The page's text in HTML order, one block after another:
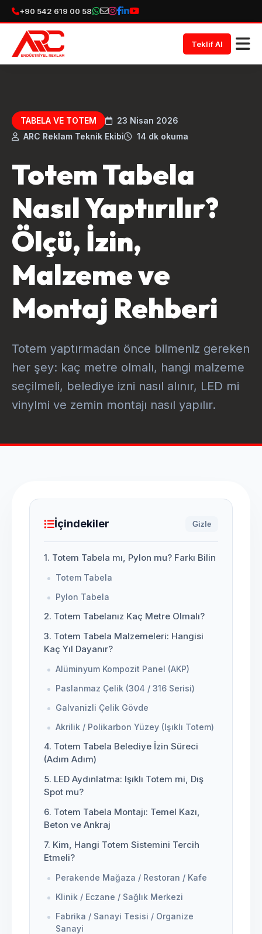
+90 542 619 00 58
Teklif Al
TABELA VE TOTEM
23 Nisan 2026
ARC Reklam Teknik Ekibi
14 dk okuma
Totem Tabela
Nasıl Yaptırılır?
Ölçü, İzin,
Malzeme ve
Montaj Rehberi
Totem yaptırmadan önce bilmeniz gereken
her şey: kaç metre olmalı, hangi malzeme
seçilmeli, belediye izni nasıl alınır, LED mi
vinylmi ve zemin montajı nasıl yapılır.
İçindekiler Gizle
1. Totem Tabela mı, Pylon mu? Farkı Bilin
Totem Tabela
Pylon Tabela
2. Totem Tabelanız Kaç Metre Olmalı?
3. Totem Tabela Malzemeleri: Hangisi
Kaç Yıl Dayanır?
Alüminyum Kompozit Panel (AKP)
Paslanmaz Çelik (304 / 316 Serisi)
Galvanizli Çelik Gövde
Akrilik / Polikarbon Yüzey (Işıklı Totem)
4. Totem Tabela Belediye İzin Süreci
(Adım Adım)
5. LED Aydınlatma: Işıklı Totem mi, Dış
Spot mu?
6. Totem Tabela Montajı: Temel Kazı,
Beton ve Ankraj
7. Kim, Hangi Totem Sistemini Tercih
Etmeli?
Perakende Mağaza / Restoran / Kafe
Klinik / Eczane / Sağlık Merkezi
Fabrika / Sanayi Tesisi / Organize
Sanayi